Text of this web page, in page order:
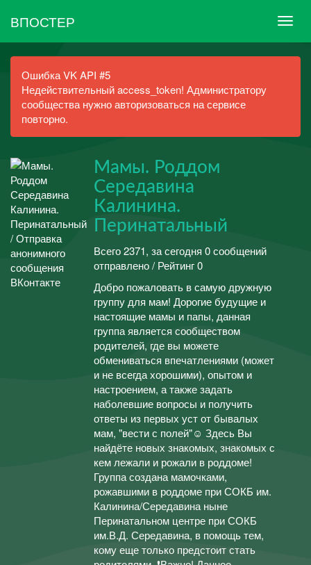
ВПОСТЕР
Ошибка VK API #5
Недействительный access_token! Администратору
сообщества нужно авторизоваться на сервисе
повторно.
Мамы. Роддом
Середавина
Калинина.
Перинатальный
Всего 2371, за сегодня 0 сообщений
отправлено / Рейтинг 0
Добро пожаловать в самую дружную
группу для мам! Дорогие будущие и
настоящие мамы и папы, данная
группа является сообществом
родителей, где вы можете
обмениваться впечатлениями (может
и не всегда хорошими), опытом и
настроением, а также задать
наболевшие вопросы и получить
ответы из первых уст от бывалых
мам, "вести с полей"☺ Здесь Вы
найдёте новых знакомых, знакомых с
кем лежали и рожали в роддоме!
Группа создана мамочками,
рожавшими в роддоме при СОКБ им.
Калинина/Середавина ныне
Перинатальном центре при СОКБ
им.В.Д. Середавина, в помощь тем,
кому еще только предстоит стать